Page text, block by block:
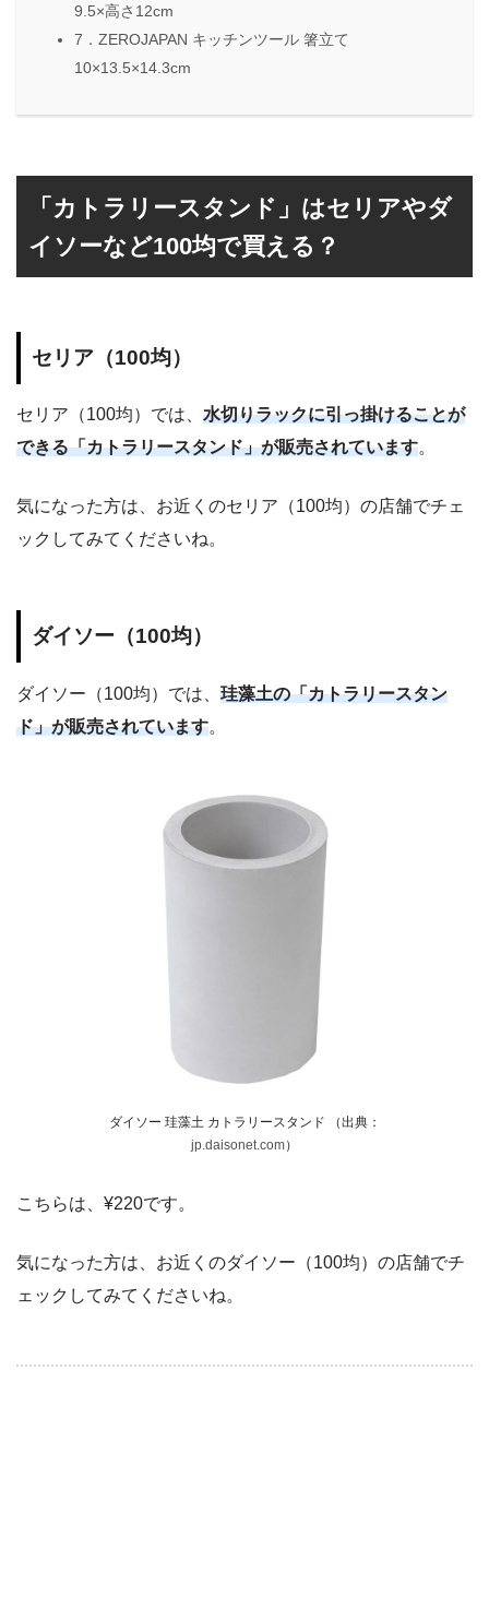
9.5×高さ12cm
7．ZEROJAPAN キッチンツール 箸立て
10×13.5×14.3cm
「カトラリースタンド」はセリアやダ
イソーなど100均で買える？
セリア（100均）
セリア（100均）では、 水切りラックに引っ掛けることが
できる「カトラリースタンド」が販売されています。
気になった方は、お近くのセリア（100均）の店舗でチェ
ックしてみてくださいね。
ダイソー（100均）
ダイソー（100均）では、 珪藻土の「カトラリースタン
ド」が販売されています。
ダイソー 珪藻土 カトラリースタンド （出典：
jp.daisonet.com）
こちらは、¥220です。
気になった方は、お近くのダイソー（100均）の店舗でチ
ェックしてみてくださいね。